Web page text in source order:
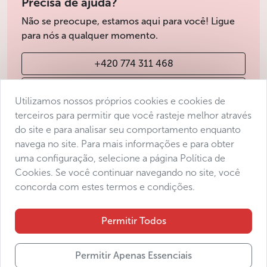
transporte público por pessoa para facilitar
eventuais deslocamentos entre o hotel e
o centro histórico
O ritmo da visita pode ser adaptado de acordo
com suas preferências e conforto ao caminhar
Uma equipe local baseada em Praga permanece
disponível por telefone em inglês durante toda
a duração da experiência
Seu guia também terá prazer em compartilhar
recomendações e dicas úteis para o restante da
sua estadia em Praga
Menos
Não se preocupe, estamos aqui para você! Ligue
para nós a qualquer momento.
+420 774 311 468
Condições de venda
Protecção de dados
Declaração de acessibilidade
Manage consent
Utilizamos nossos próprios cookies e cookies de
terceiros para permitir que você rasteje melhor através
do site e para analisar seu comportamento enquanto
navega no site. Para mais informações e para obter
uma configuração, selecione a página Política de
Cookies. Se você continuar navegando no site, você
concorda com estes termos e condições.
Permitir Todos
Permitir Apenas Essenciais